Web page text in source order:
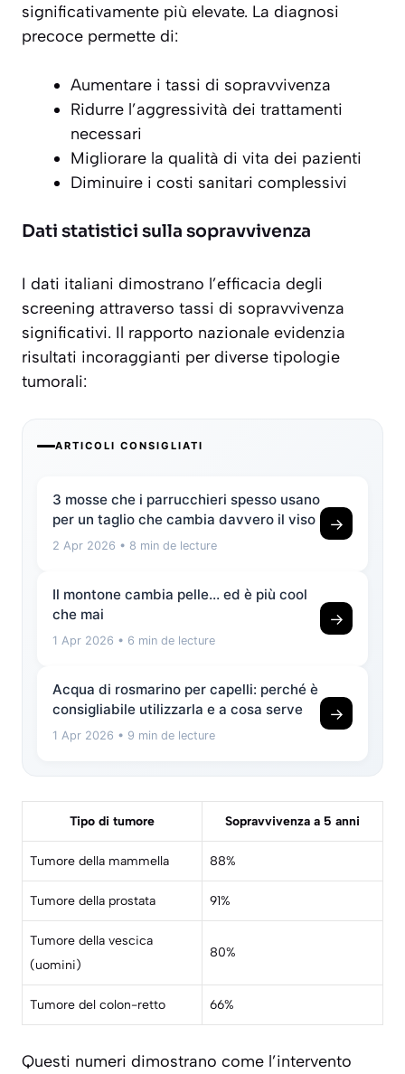
significativamente più elevate. La diagnosi
precoce permette di:
Aumentare i tassi di sopravvivenza
Ridurre l’aggressività dei trattamenti
necessari
Migliorare la qualità di vita dei pazienti
Diminuire i costi sanitari complessivi
Dati statistici sulla sopravvivenza
I dati italiani dimostrano l’efficacia degli
screening attraverso tassi di sopravvivenza
significativi. Il rapporto nazionale evidenzia
risultati incoraggianti per diverse tipologie
tumorali:
ARTICOLI CONSIGLIATI
3 mosse che i parrucchieri spesso usano
per un taglio che cambia davvero il viso
2 Apr 2026 • 8 min de lecture
→
Il montone cambia pelle… ed è più cool
che mai
1 Apr 2026 • 6 min de lecture
→
Acqua di rosmarino per capelli: perché è
consigliabile utilizzarla e a cosa serve
1 Apr 2026 • 9 min de lecture
→
Tipo di tumore Sopravvivenza a 5 anni
Tumore della mammella 88%
Tumore della prostata 91%
Tumore della vescica
(uomini)
80%
Tumore del colon-retto 66%
Questi numeri dimostrano come l’intervento